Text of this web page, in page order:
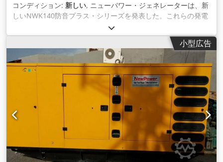
コンディション: 新しい, ニューパワー・ジェネレーターは、新
しいNWK140防音プラス・シリーズを発表した。これらの発電
機は、キャビン内に防音カーテンを装 備しており、標準シリー
ズと比較して15％の騒音レベル低減を保証します。コントロー
ルユニット、ディーゼルタンク、排気バッテリー、メカ ニカル
スピードコントローラー、AVR、バッテリーチャージャー、冷
却水ヒーター、ソケット、RCDサーキットブレーカーが含まれ
ます。 - 防音強化 - 静かな運転音 - メインモニター、メイン電
源 - すぐに使用可能 技術データ モデル: NWK140 防音プラス非
常用発電機 防音仕様のFawde Motor新電力発電機セット エン
ジン：Fawde CA6DF2-17D , 6シリンダー, 水冷, インタークー
ラー 発電機：ニューパワー NW/N140 連続出力：100 kW /
125 kVA 最大出力： 110 kW / 138 kVA 騒音レベル (7m): 約65
dB 接続： 1x5P 125A、2x5P 63A、2x2P 16Aソケット、5線ケ
ーブル接続 周波数： 50 Hz 電圧： 400/230 V 回転数： 1500
小型広告